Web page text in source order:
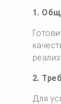
1.
2.
Для